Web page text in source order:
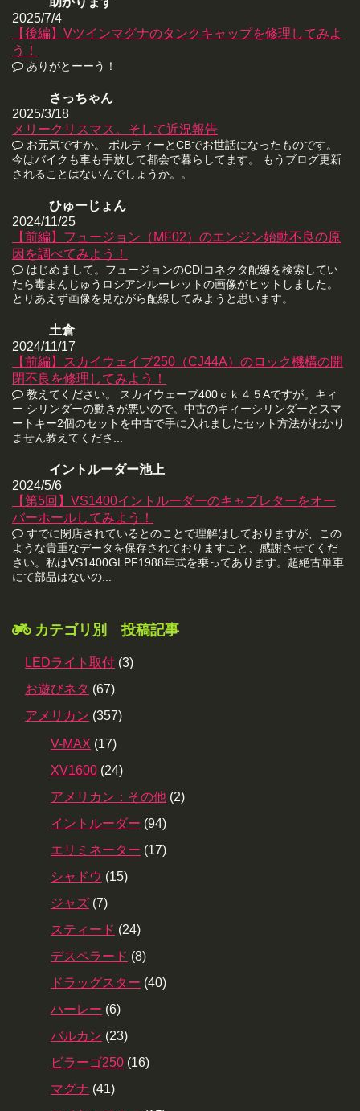
2025/7/4
【後編】Vツインマグナのタンクキャップを修理してみよ
う！
ありがとーーう！
さっちゃん
2025/3/18
メリークリスマス。そして近況報告
お元気ですか。 ボルティーとCBでお世話になったものです。
今はバイクも車も手放して都会で暮らしてます。 もうブログ更新
されることはないんでしょうか。。
ひゅーじょん
2024/11/25
【前編】フュージョン（MF02）のエンジン始動不良の原
因を調べてみよう！
はじめまして。フュージョンのCDIコネクタ配線を検索してい
たら毒まんじゅうロシアンルーレットの画像がヒットしました。
とりあえず画像を見ながら配線してみようと思います。
土倉
2024/11/17
【前編】スカイウェイブ250（CJ44A）のロック機構の開
閉不良を修理してみよう！
教えてください。 スカイウェーブ400ｃｋ４５Aですが。キィ
ー シリンダーの動きが悪いので。中古のキィーシリンダーとスマ
ートキー2個のセットを中古で手に入れましたセット方法がわかり
ません教えてくださ...
イントルーダー池上
2024/5/6
【第5回】VS1400イントルーダーのキャブレターをオー
バーホールしてみよう！
すでに閉店されているとのことで理解はしておりますが、この
ような貴重なデータを保存されておりますこと、感謝させてくだ
さい。私はVS1400GLPF1988年式を乗ってあります。超絶古単車
にて部品はないの...
カテゴリ別 投稿記事
LEDライト取付 (3)
お遊びネタ (67)
アメリカン (357)
V-MAX (17)
XV1600 (24)
アメリカン：その他 (2)
イントルーダー (94)
エリミネーター (17)
シャドウ (15)
ジャズ (7)
スティード (24)
デスペラード (8)
ドラッグスター (40)
ハーレー (6)
バルカン (23)
ビラーゴ250 (16)
マグナ (41)